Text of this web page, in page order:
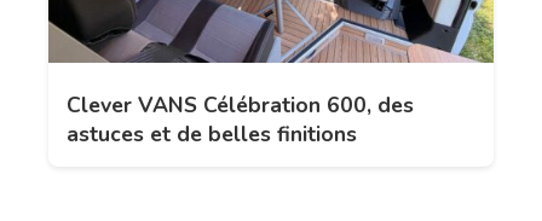
Clever VANS Célébration 600, des
astuces et de belles finitions